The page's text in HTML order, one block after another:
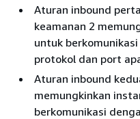
Aturan inbound
keamanan 2
untuk
protokol dan port
Aturan inbound
memungkinkan
berkomunikasi